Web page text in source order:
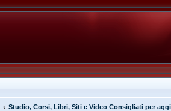
Studio, Corsi, Libri, Siti e Video Consigliati per